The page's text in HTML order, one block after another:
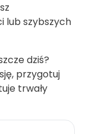
lub szybszych
dziś?
przygotuj
trwały